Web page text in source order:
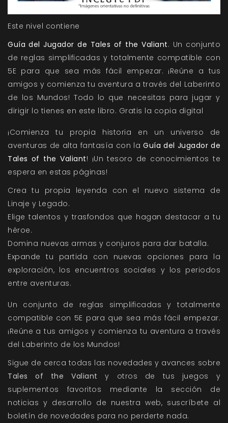
Este nivel contiene
Guía del Jugador de Tales of the Valiant. Un conjunto
de reglas simplificadas y totalmente compatible con
5E para que sea más fácil empezar. ¡Reúne a tus
amigos y comienza tu aventura a través del Laberinto
de los Mundos! Todo lo que necesitas para jugar y
dirigir lo tienes en este libro. Gratis la copia digital
¡Comienza tu propia historia en un universo de
aventuras de alta fantasía con la Guía del Jugador de
Tales of the Valiant! ¡Un tesoro de conocimientos te
espera en estas páginas!
Crea tu propia leyenda con el nuevo sistema de
Linaje y Legado.
Elige talentos y trasfondos que hagan destacar a tu
héroe.
Domina nuevas armas y conjuros para dar batalla.
Expande tu partida con nuevas opciones para la
exploración, los encuentros sociales y los periodos
entre aventuras.
Un conjunto de reglas simplificadas y totalmente
compatible con 5E para que sea más fácil empezar.
¡Reúne a tus amigos y comienza tu aventura a través
del Laberinto de los Mundos!
Sigue de cerca todas las novedades y avances sobre
Tales of the Valiant
y otros de tus juegos y
suplementos favoritos mediante la sección de
noticias y desarrollo de nuestra web, suscríbete al
boletín de novedades para no perderte nada.